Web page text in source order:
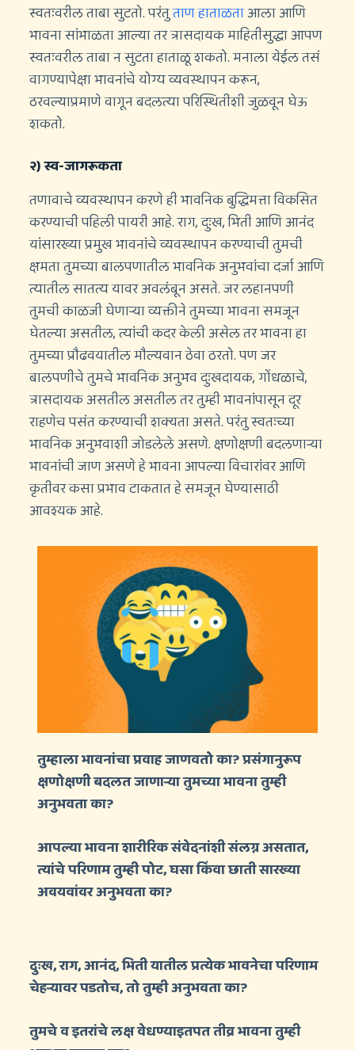
स्वतःवरील ताबा सुटतो. परंतुताण हाताळताआला आणि
भावना सांभाळता आल्या तर त्रासदायक माहितीसुद्धा आपण
स्वतःवरील ताबा न सुटता हाताळू शकतो. मनाला येईल तसं
वागण्यापेक्षा भावनांचे योग्य व्यवस्थापन करून,
ठरवल्याप्रमाणे वागून बदलत्या परिस्थितीशी जुळवून घेऊ
शकतो.
२) स्व-जागरूकता
तणावाचे व्यवस्थापन करणे ही भावनिक बुद्धिमत्ता विकसित
करण्याची पहिली पायरी आहे. राग, दुःख, भिती आणि आनंद
यांसारख्या प्रमुख भावनांचे व्यवस्थापन करण्याची तुमची
क्षमता तुमच्या बालपणातील भावनिक अनुभवांचा दर्जा आणि
त्यातील सातत्य यावर अवलंबून असते. जर लहानपणी
तुमची काळजी घेणार्‍या व्यक्तीने तुमच्या भावना समजून
घेतल्या असतील, त्यांची कदर केली असेल तर भावना हा
तुमच्या प्रौढवयातील मौल्यवान ठेवा ठरतो. पण जर
बालपणीचे तुमचे भावनिक अनुभव दुःखदायक, गोंधळाचे,
त्रासदायक असतील असतील तर तुम्ही भावनांपासून दूर
राहणेच पसंत करण्याची शक्यता असते. परंतु स्वतःच्या
भावनिक अनुभवाशी जोडलेले असणे. क्षणोक्षणी बदलणार्‍या
भावनांची जाण असणे हे भावना आपल्या विचारांवर आणि
कृतीवर कसा प्रभाव टाकतात हे समजून घेण्यासाठी
आवश्यक आहे.
तुम्हाला भावनांचा प्रवाह जाणवतो का? प्रसंगानुरूप
क्षणोक्षणी बदलत जाणाऱ्या तुमच्या भावना तुम्ही
अनुभवता का?
आपल्या भावना शारीरिक संवेदनांशी संलग्न असतात,
त्यांचे परिणाम तुम्ही पोट, घसा किंवा छाती सारख्या
अवयवांवर अनुभवता का?
दुःख, राग, आनंद, भिती यातील प्रत्येक भावनेचा परिणाम
चेहर्‍यावर पडतोच, तो तुम्ही अनुभवता का?
तुमचे व इतरांचे लक्ष वेधण्याइतपत तीव्र भावना तुम्ही